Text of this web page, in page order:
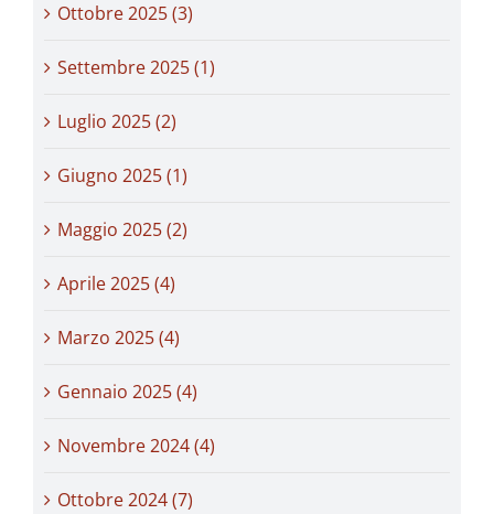
Ottobre 2025 (3)
Settembre 2025 (1)
Luglio 2025 (2)
Giugno 2025 (1)
Maggio 2025 (2)
Aprile 2025 (4)
Marzo 2025 (4)
Gennaio 2025 (4)
Novembre 2024 (4)
Ottobre 2024 (7)